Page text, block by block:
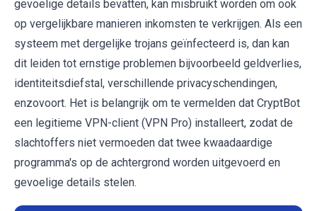
gevoelige details bevatten, kan misbruikt worden om ook
op vergelijkbare manieren inkomsten te verkrijgen. Als een
systeem met dergelijke trojans geïnfecteerd is, dan kan
dit leiden tot ernstige problemen bijvoorbeeld geldverlies,
identiteitsdiefstal, verschillende privacyschendingen,
enzovoort. Het is belangrijk om te vermelden dat CryptBot
een legitieme VPN-client (VPN Pro) installeert, zodat de
slachtoffers niet vermoeden dat twee kwaadaardige
programma's op de achtergrond worden uitgevoerd en
gevoelige details stelen.